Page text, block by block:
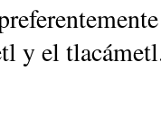
y el